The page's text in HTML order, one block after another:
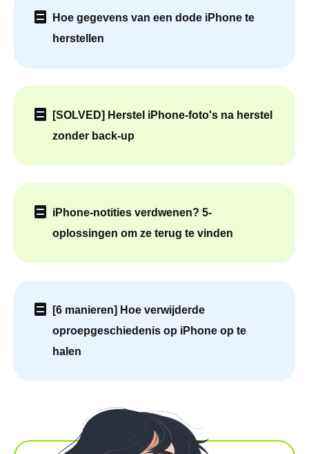
Hoe gegevens van een dode iPhone te
herstellen
[SOLVED] Herstel iPhone-foto's na herstel
zonder back-up
iPhone-notities verdwenen? 5-
oplossingen om ze terug te vinden
[6 manieren] Hoe verwijderde
oproepgeschiedenis op iPhone op te
halen